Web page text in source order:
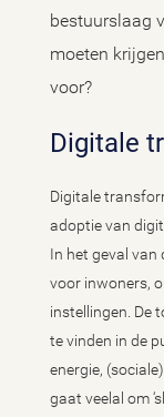
bestuurslaag
moeten
voor?
Digitale
Digitale
adoptie van
In het geval van
voor inwoners,
instellingen. De
te vinden in de
energie,
gaat veelal om